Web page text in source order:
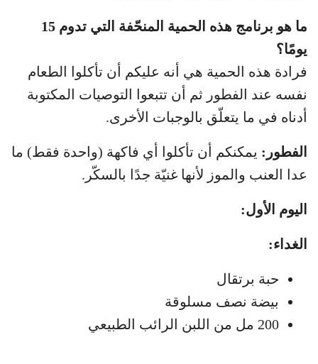
ما هو برنامج هذه الحمية المنحّفة التي تدوم 15
يومًا؟
فرادة هذه الحمية هي أنه عليكم أن تأكلوا الطعام
نفسه عند الفطور ثم أن تتبعوا التوصيات المكتوبة
أدناه في ما يتعلّق بالوجبات الأخرى.
الفطور: يمكنكم أن تأكلوا أي فاكهة (واحدة فقط) ما
عدا العنب والموز لأنها غنيّة جدًا بالسكّر.
اليوم الأول:
الغداء:
حبة برتقال
بيضة نصف مسلوقة
200 مل من اللبن الرائب الطبيعي